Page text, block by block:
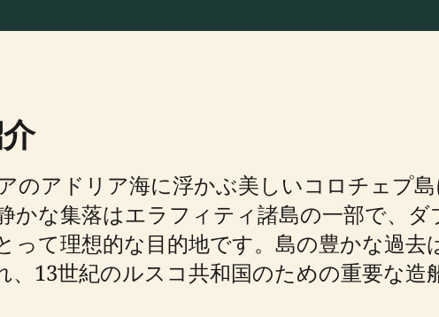
のアドリア海に浮かぶ美しいコロチェプ
かな集落はエラフィティ諸島の一部で、
って理想的な目的地です。島の豊かな過
、13世紀のルスコ共和国のための重要な